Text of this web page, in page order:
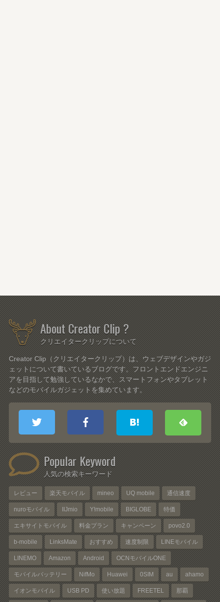
About Creator Clip ?
クリエイタークリップについて
Creator Clip（クリエイタークリップ）は、ウェブデザインやガジ
ェットについて書いているブログです。フロントエンドエンジニ
アを目指して勉強しているなかで、スマートフォンやタブレット
などのモバイルガジェットを集めています。
Popular Keyword
人気の検索キーワード
レビュー 楽天モバイル mineo UQ mobile 通信速度
nuroモバイル IIJmio Y!mobile BIGLOBE 特価
エキサイトモバイル 料金プラン キャンペーン povo2.0
b-mobile LinksMate おすすめ 速度制限 LINEモバイル
LINEMO Amazon Android OCNモバイルONE
モバイルバッテリー NifMo Huawei 0SIM au ahamo
イオンモバイル USB PD 使い放題 FREETEL 那覇